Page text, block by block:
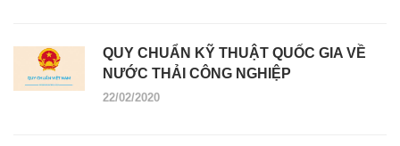
QUY CHUẨN KỸ THUẬT QUỐC GIA VỀ
NƯỚC THẢI CÔNG NGHIỆP
22/02/2020